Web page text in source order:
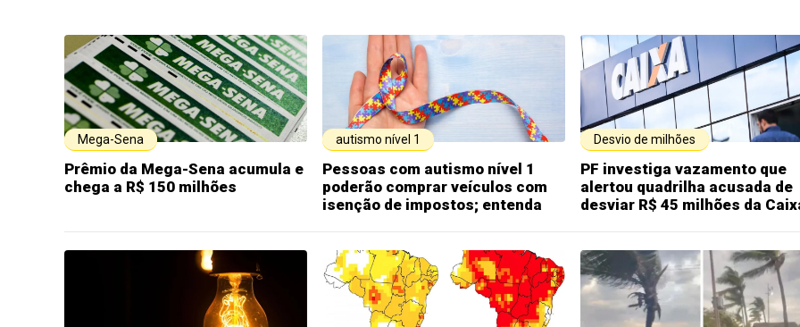
Mega-Sena
Prêmio da Mega-Sena acumula e
chega a R$ 150 milhões
autismo nível 1
Pessoas com autismo nível 1
poderão comprar veículos com
isenção de impostos; entenda
Desvio de milhões
PF investiga vazamento que
alertou quadrilha acusada de
desviar R$ 45 milhões da